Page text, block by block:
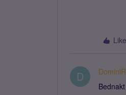
Like
D